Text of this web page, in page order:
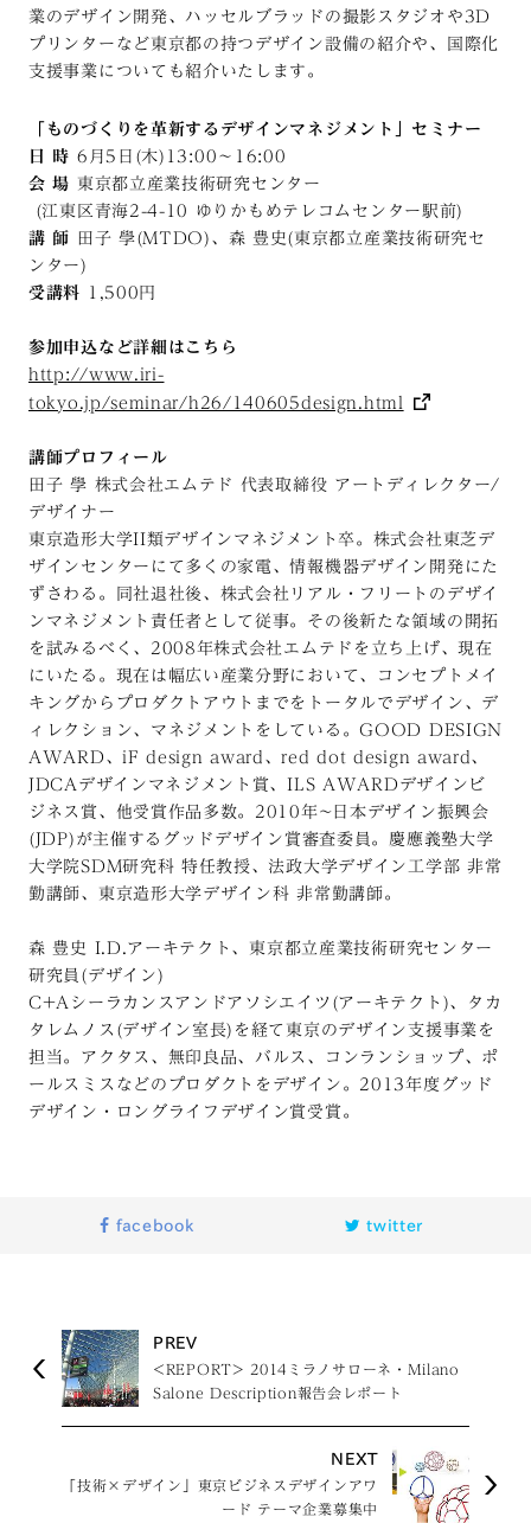
業のデザイン開発、ハッセルブラッドの撮影スタジオや3D
プリンターなど東京都の持つデザイン設備の紹介や、国際化
支援事業についても紹介いたします。
「ものづくりを革新するデザインマネジメント」セミナー
日 時 6月5日(木)13:00〜16:00
会 場 東京都立産業技術研究センター
(江東区青海2-4-10 ゆりかもめテレコムセンター駅前)
講 師 田子 學(MTDO)、森 豊史(東京都立産業技術研究セ
ンター)
受講料 1,500円
参加申込など詳細はこちら
http://www.iri-
tokyo.jp/seminar/h26/140605design.html
講師プロフィール
田子 學 株式会社エムテド 代表取締役 アートディレクター/
デザイナー
東京造形大学II類デザインマネジメント卒。株式会社東芝デ
ザインセンターにて多くの家電、情報機器デザイン開発にた
ずさわる。同社退社後、株式会社リアル・フリートのデザイ
ンマネジメント責任者として従事。その後新たな領域の開拓
を試みるべく、2008年株式会社エムテドを立ち上げ、現在
にいたる。現在は幅広い産業分野において、コンセプトメイ
キングからプロダクトアウトまでをトータルでデザイン、デ
ィレクション、マネジメントをしている。GOOD DESIGN
AWARD、iF design award、red dot design award、
JDCAデザインマネジメント賞、ILS AWARDデザインビ
ジネス賞、他受賞作品多数。2010年~日本デザイン振興会
(JDP)が主催するグッドデザイン賞審査委員。慶應義塾大学
大学院SDM研究科 特任教授、法政大学デザイン工学部 非常
勤講師、東京造形大学デザイン科 非常勤講師。
森 豊史 I.D.アーキテクト、東京都立産業技術研究センター
研究員(デザイン)
C+Aシーラカンスアンドアソシエイツ(アーキテクト)、タカ
タレムノス(デザイン室長)を経て東京のデザイン支援事業を
担当。アクタス、無印良品、バルス、コンランショップ、ポ
ールスミスなどのプロダクトをデザイン。2013年度グッド
デザイン・ロングライフデザイン賞受賞。
facebook twitter
PREV
<REPORT> 2014ミラノサローネ・Milano
Salone Description報告会レポート
NEXT
「技術×デザイン」東京ビジネスデザインアワ
ード テーマ企業募集中